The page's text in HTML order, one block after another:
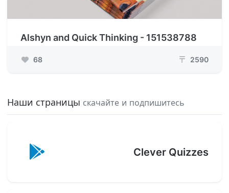
Alshyn and Quick Thinking - 151538788
68 ₸ 2590
Наши страницы скачайте и подпишитесь
Clever Quizzes